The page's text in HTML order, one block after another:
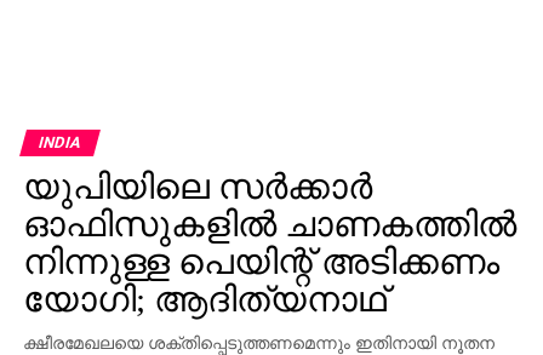
INDIA
യുപിയിലെ സര്‍ക്കാര്‍
ഓഫിസുകളില്‍ ചാണകത്തില്‍
നിന്നുള്ള പെയിന്റ് അടിക്കണം
യോഗി; ആദിത്യനാഥ്
ക്ഷീരമേഖലയെ ശക്തിപ്പെടുത്തണമെന്നും ഇതിനായി നൂതന